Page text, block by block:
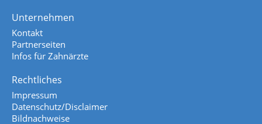
Unternehmen
Kontakt
Partnerseiten
Infos für Zahnärzte
Rechtliches
Impressum
Datenschutz/Disclaimer
Bildnachweise